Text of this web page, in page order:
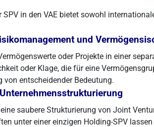
SPV in den VAE bietet sowohl
und
oder Projekte in einer
oder Klage, die für eine
von entscheidender Bedeutung.
saubere Strukturierung von Joint
unter einer einzigen Holding-SPV